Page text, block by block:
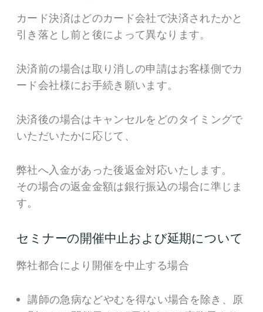
カード決済はどのカード会社で決済されたかと
引き落とし前と後によって異なります。
決済前の場合は取り消しの申請はお客様側でカ
ード会社様にお手続き願います。
決済後の場合はキャンセルをどのタイミングで
いただいたかに応じて、
弊社へ入金があった後返金対応いたします。
その場合の返金金額は銀行振込の場合に準じま
す。
セミナーの開催中止および延期について
弊社都合により開催を中止する場合
講師の急病などやむを得ない場合を除き、原